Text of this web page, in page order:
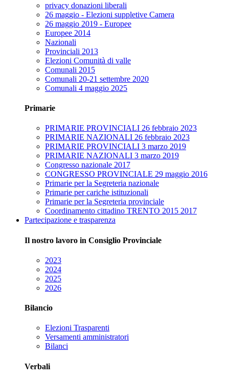
privacy donazioni liberali
26 maggio - Elezioni suppletive Camera
26 maggio 2019 - Europee
Europee 2014
Nazionali
Provinciali 2013
Elezioni Comunità di valle
Comunali 2015
Comunali 20-21 settembre 2020
Comunali 4 maggio 2025
Primarie
PRIMARIE PROVINCIALI 26 febbraio 2023
PRIMARIE NAZIONALI 26 febbraio 2023
PRIMARIE PROVINCIALI 3 marzo 2019
PRIMARIE NAZIONALI 3 marzo 2019
Congresso nazionale 2017
CONGRESSO PROVINCIALE 29 maggio 2016
Primarie per la Segreteria nazionale
Primarie per cariche istituzionali
Primarie per la Segreteria provinciale
Coordinamento cittadino TRENTO 2015 2017
Partecipazione e trasparenza
Il nostro lavoro in Consiglio Provinciale
2023
2024
2025
2026
Bilancio
Elezioni Trasparenti
Versamenti amministratori
Bilanci
Verbali